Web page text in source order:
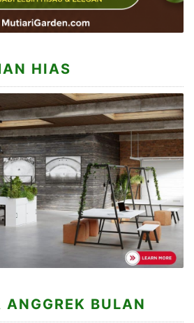
HIAS
ANGGREK BULAN